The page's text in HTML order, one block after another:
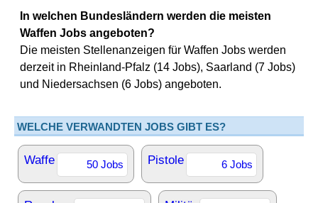
In welchen Bundesländern werden die meisten
Waffen Jobs angeboten?
Die meisten Stellenanzeigen für Waffen Jobs werden
derzeit in Rheinland-Pfalz (14 Jobs), Saarland (7 Jobs)
und Niedersachsen (6 Jobs) angeboten.
WELCHE VERWANDTEN JOBS GIBT ES?
Waffe 50 Jobs Pistole 6 Jobs